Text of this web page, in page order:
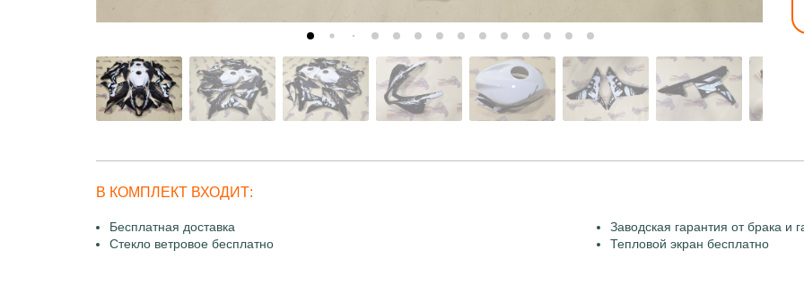
В КОМПЛЕКТ ВХОДИТ:
Бесплатная доставка
Заводская гарантия от брака и
Стекло ветровое бесплатно
Тепловой экран бесплатно